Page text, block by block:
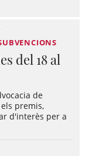
del 18 al
de
premis,
d'interès per a